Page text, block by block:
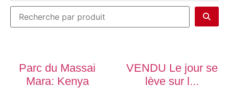
Parc du Massai
Mara: Kenya
VENDU Le jour se
lève sur l...